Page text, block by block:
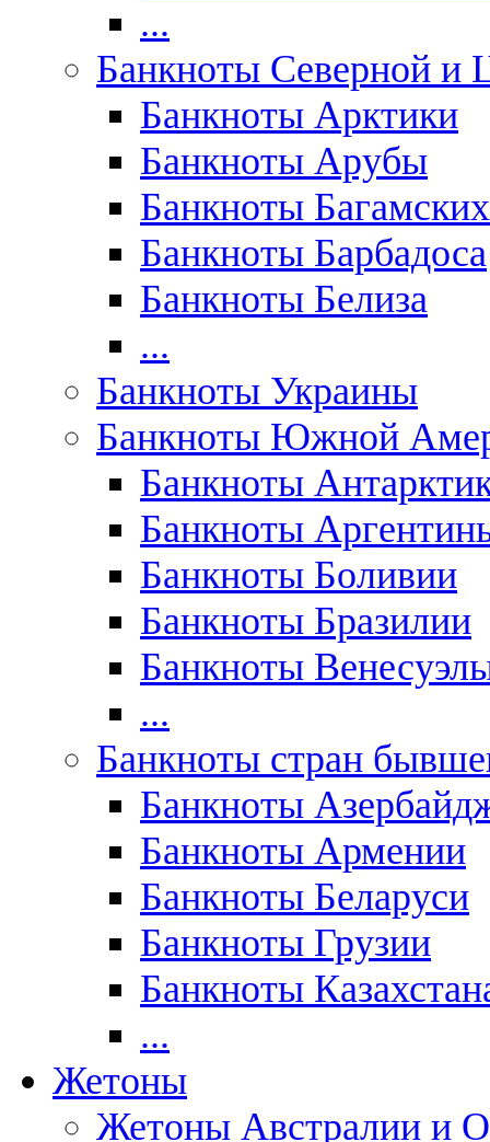
...
Банкноты Северной и
Банкноты Арктики
Банкноты Арубы
Банкноты
Банкноты Барбадоса
Банкноты Белиза
...
Банкноты Украины
Банкноты Южной
Банкноты
Банкноты
Банкноты Боливии
Банкноты Бразилии
Банкноты
...
Банкноты стран
Банкноты
Банкноты Армении
Банкноты Беларуси
Банкноты Грузии
Банкноты
...
Жетоны
Жетоны Австралии и